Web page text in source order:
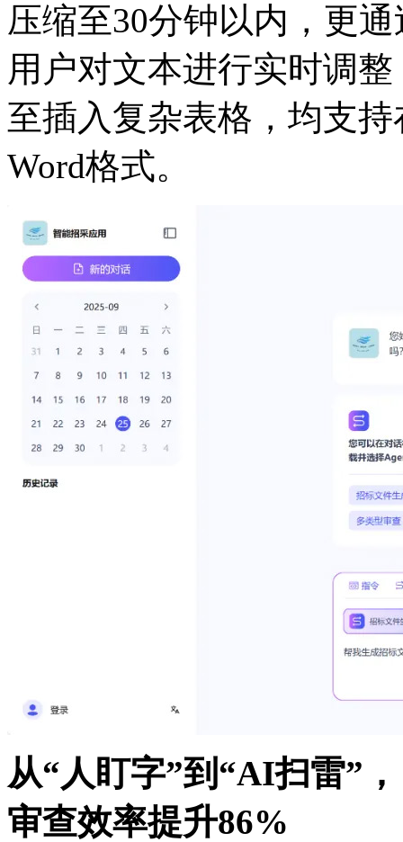
压缩至30分钟以内，更
用户对文本进行实时调整
至插入复杂表格，均支
Word格式。
从“人盯字”到“AI扫雷”，
审查效率提升86%